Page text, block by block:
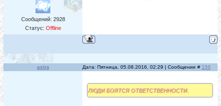
Сообщений: 2928
Статус: Offline
asira Дата: Пятница, 05.08.2016, 02:29 | Сообщение # 156
ЛЮДИ БОЯТСЯ ОТВЕТСТВЕННОСТИ.